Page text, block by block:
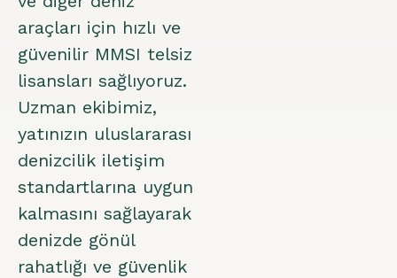
araçları için hızlı ve
güvenilir MMSI telsiz
lisansları sağlıyoruz.
Uzman ekibimiz,
yatınızın uluslararası
denizcilik iletişim
standartlarına uygun
kalmasını sağlayarak
denizde gönül
rahatlığı ve güvenlik